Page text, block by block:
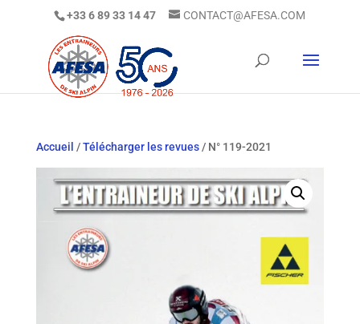
+33 6 89 33 14 47 CONTACT@AFESA.COM
Accueil /Télécharger les revues/ N° 119-2021